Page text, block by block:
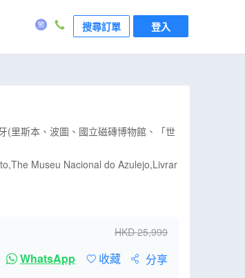
搜尋訂單 登入
(里斯本、波圖、國立磁磚博物館、「世
Museu Nacional do Azulejo,Livrar
HKD25,999
WhatsApp 收藏 分享